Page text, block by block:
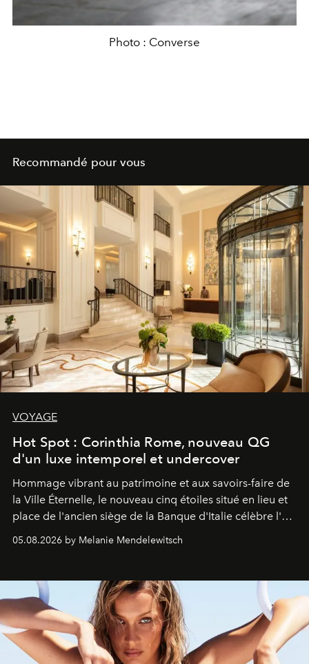
Photo : Converse
Recommandé pour vous
VOYAGE
Hot Spot : Corinthia Rome, nouveau QG
d'un luxe intemporel et undercover
Hommage vibrant au patrimoine et aux savoirs-faire de
la Ville Éternelle, le nouveau cinq étoiles situé en lieu et
place de l'ancien siège de la Banque d'Italie célèbre l'art
de vivre Romain dans toute son élégance intemporelle.
05.08.2026 by Melanie Mendelewitsch